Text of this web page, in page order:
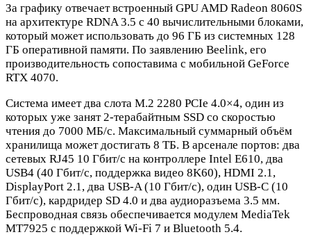
За графику отвечает встроенный GPU AMD Radeon 8060S
на архитектуре RDNA 3.5 с 40 вычислительными блоками,
который может использовать до 96 ГБ из системных 128
ГБ оперативной памяти. По заявлению Beelink, его
производительность сопоставима с мобильной GeForce
RTX 4070.
Система имеет два слота M.2 2280 PCIe 4.0×4, один из
которых уже занят 2-терабайтным SSD со скоростью
чтения до 7000 МБ/с. Максимальный суммарный объём
хранилища может достигать 8 ТБ. В арсенале портов: два
сетевых RJ45 10 Гбит/с на контроллере Intel E610, два
USB4 (40 Гбит/с, поддержка видео 8K60), HDMI 2.1,
DisplayPort 2.1, два USB-A (10 Гбит/с), один USB-C (10
Гбит/с), кардридер SD 4.0 и два аудиоразъема 3.5 мм.
Беспроводная связь обеспечивается модулем MediaTek
MT7925 с поддержкой Wi-Fi 7 и Bluetooth 5.4.